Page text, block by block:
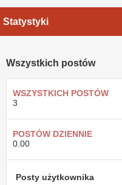
Statystyki
Wszystkich postów
WSZYSTKICH POSTÓW
3
POSTÓW DZIENNIE
0.00
Posty użytkownika